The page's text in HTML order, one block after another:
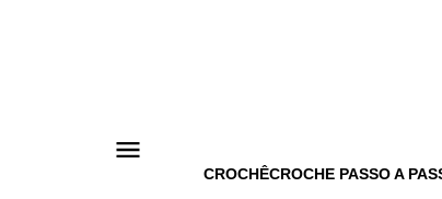
CROCHÊCROCHE PASSO A